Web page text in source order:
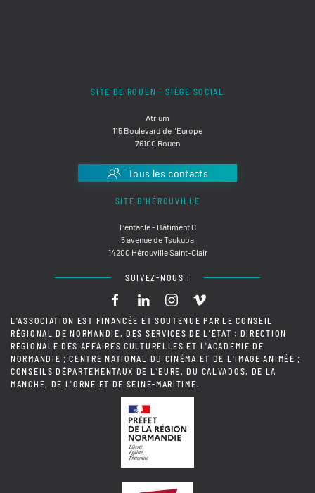
SITE DE ROUEN - SIÈGE SOCIAL
Atrium
115 Boulevard de l'Europe
76100 Rouen
Tous les contacts
SITE D'HÉROUVILLE
Pentacle - Bâtiment C
5 avenue de Tsukuba
14200 Hérouville Saint-Clair
SUIVEZ-NOUS :
L'ASSOCIATION EST FINANCÉE ET SOUTENUE PAR LE CONSEIL
RÉGIONAL DE NORMANDIE, DES SERVICES DE L'ÉTAT : DIRECTION
RÉGIONALE DES AFFAIRES CULTURELLES ET L'ACADÉMIE DE
NORMANDIE ; CENTRE NATIONAL DU CINÉMA ET DE L'IMAGE ANIMÉE ;
CONSEILS DÉPARTEMENTAUX DE L'EURE, DU CALVADOS, DE LA
MANCHE, DE L'ORNE ET DE SEINE-MARITIME.